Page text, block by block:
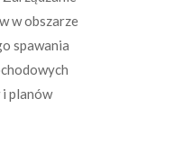
w obszarze
spawania
i planów